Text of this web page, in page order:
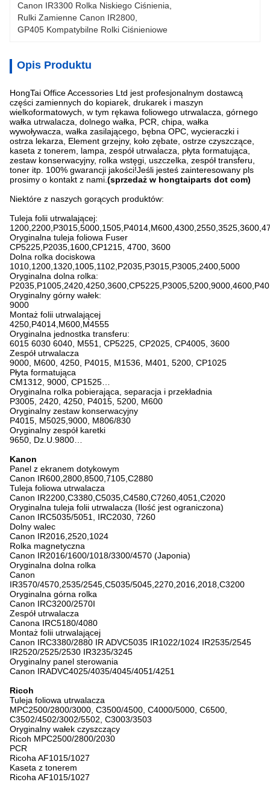
Canon IR3300 Rolka Niskiego Ciśnienia
Rulki Zamienne Canon IR2800
GP405 Kompatybilne Rolki Ciśnieniowe
Opis Produktu
HongTai Office Accessories Ltd jest profesjonalnym dostawcą
części zamiennych do kopiarek, drukarek i maszyn
wielkoformatowych, w tym rękawa foliowego utrwalacza, górnego
wałka utrwalacza, dolnego wałka, PCR, chipa, wałka
wywoływacza, wałka zasilającego, bębna OPC, wycieraczki i
ostrza lekarza, Element grzejny, koło zębate, ostrze czyszczące,
kaseta z tonerem, lampa, zespół utrwalacza, płyta formatująca,
zestaw konserwacyjny, rolka wstęgi, uszczelka, zespół transferu,
toner itp. 100% gwarancji jakości!Jeśli jesteś zainteresowany pls
prosimy o kontakt z nami. (sprzedaż w hongtaiparts dot com)
Niektóre z naszych gorących produktów:
Tuleja folii utrwalającej:
Oryginalna tuleja foliowa Fuser
CP5225,P2035,1600,CP1215, 4700, 3600
Dolna rolka dociskowa
1010,1200,1320,1005,1102,P2035,P3015,P3005,2400,5000
Oryginalna dolna rolka:
Oryginalny górny wałek:
9000
Montaż folii utrwalającej
4250,P4014,M600,M4555
Oryginalna jednostka transferu:
6015 6030 6040, M551, CP5225, CP2025, CP4005, 3600
Zespół utrwalacza
9000, M600, 4250, P4015, M1536, M401, 5200, CP1025
Płyta formatująca
CM1312, 9000, CP1525…
Oryginalna rolka pobierająca, separacja i przekładnia
P3005, 2420, 4250, P4015, 5200, M600
Oryginalny zestaw konserwacyjny
P4015, M5025,9000, M806/830
Oryginalny zespół karetki
9650, Dz.U.9800…
Kanon
Panel z ekranem dotykowym
Canon IR600,2800,8500,7105,C2880
Tuleja foliowa utrwalacza
Canon IR2200,C3380,C5035,C4580,C7260,4051,C2020
Oryginalna tuleja folii utrwalacza (Ilość jest ograniczona)
Canon IRC5035/5051, IRC2030, 7260
Dolny walec
Canon IR2016,2520,1024
Rolka magnetyczna
Canon IR2016/1600/1018/3300/4570 (Japonia)
Oryginalna dolna rolka
Canon
IR3570/4570,2535/2545,C5035/5045,2270,2016,2018,C3200
Oryginalna górna rolka
Canon IRC3200/2570I
Zespół utrwalacza
Canona IRC5180/4080
Montaż folii utrwalającej
Canon IRC3380/2880 IR ADVC5035 IR1022/1024 IR2535/2545
IR2520/2525/2530 IR3235/3245
Oryginalny panel sterowania
Canon IRADVC4025/4035/4045/4051/4251
Ricoh
Tuleja foliowa utrwalacza
MPC2500/2800/3000, C3500/4500, C4000/5000, C6500,
C3502/4502/3002/5502, C3003/3503
Oryginalny wałek czyszczący
Ricoh MPC2500/2800/2030
PCR
Ricoha AF1015/1027
Kaseta z tonerem
Ricoha AF1015/1027